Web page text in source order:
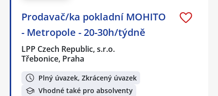
Prodavač/ka pokladní MOHITO
- Metropole - 20-30h/týdně
LPP Czech Republic, s.r.o.
Třebonice, Praha
Plný úvazek, Zkrácený úvazek
Vhodné také pro absolventy